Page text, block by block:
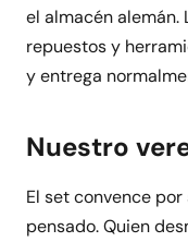
el almacén
repuestos y
y entrega
Nuestro
El set convence
pensado. Quien